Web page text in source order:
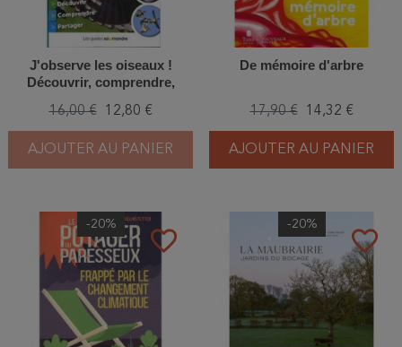
J'observe les oiseaux !
Découvrir, comprendre,
16,00 € 12,80 €
AJOUTER AU PANIER
De mémoire d'arbre
17,90 € 14,32 €
AJOUTER AU PANIER
favorite_border
-20%
favorite_border
-20%